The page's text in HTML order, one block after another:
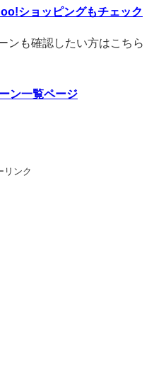
ショッピングもチェック
ンも確認したい方はこちら
ン一覧ページ
リンク